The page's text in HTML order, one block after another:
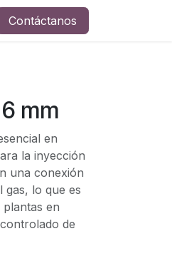
Contáctanos
mm
en
la inyección
una conexión
gas, lo que es
en
de